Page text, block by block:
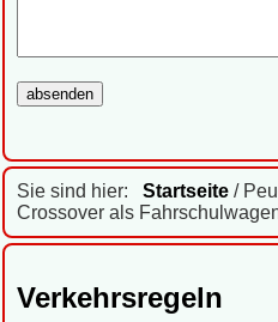
Sie sind hier: Startseite /
Crossover als
Verkehrsregeln